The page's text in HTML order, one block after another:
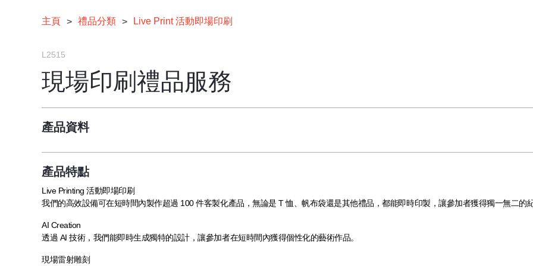
主頁 > 禮品分類 > Live Print 活動即場印刷
L2515
現場印刷禮品服務
產品資料
產品特點
Live Printing 活動即場印刷
我們的高效設備可在短時間內製作超過 100 件客製化產品，無論是 T 恤、帆布袋還是其他禮品，都能即時印製，讓參加者獲得獨一無二的
AI Creation
透過 AI 技術，我們能即時生成獨特的設計，讓參加者在短時間內獲得個性化的藝術作品。
現場雷射雕刻